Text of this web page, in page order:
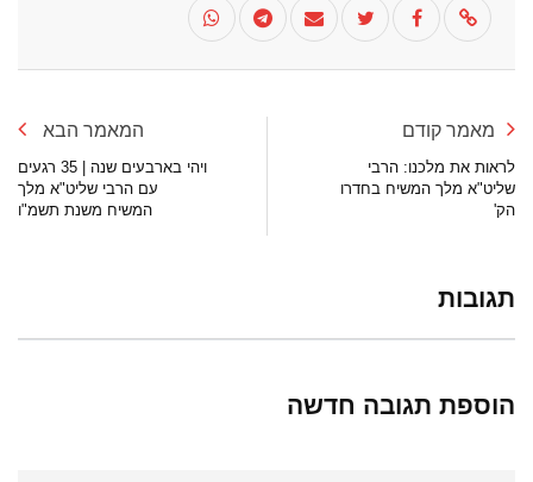
מאמר קודם
לראות את מלכנו: הרבי
שליט"א מלך המשיח בחדרו
הק'
המאמר הבא
ויהי בארבעים שנה | 35 רגעים
עם הרבי שליט"א מלך
המשיח משנת תשמ"ו
תגובות
הוספת תגובה חדשה